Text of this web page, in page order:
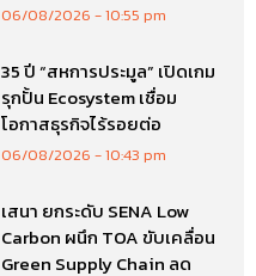
06/08/2026 10:55 pm
35 ปี “สหการประมูล” เปิดเกม
รุกปั้น Ecosystem เชื่อม
โอกาสธุรกิจไร้รอยต่อ
06/08/2026 10:43 pm
เสนา ยกระดับ SENA Low
Carbon ผนึก TOA ขับเคลื่อน
Green Supply Chain ลด